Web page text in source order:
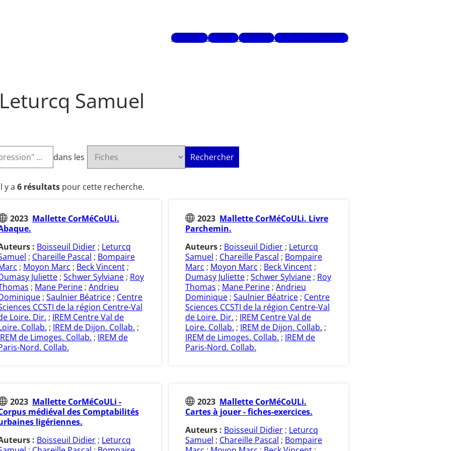
Mots-clésAuteursGlossaireRecherche avancée
Leturcq Samuel
dans les Rechercher
y a 6 résultats pour cette recherche.
2023 Mallette CorMéCoULi.
: Boisseuil Didier ; Leturcq
; Chareille Pascal ; Bompaire
; Moyon Marc ; Beck Vincent ;
Juliette ; Schwer Sylviane ; Roy
; Mane Perine ; Andrieu
; Saulnier Béatrice ; Centre
CCSTI de la région Centre-Val
Loire. Dir. ; IREM Centre Val de
Collab. ; IREM de Dijon. Collab. ;
de Limoges. Collab. ; IREM de
Nord. Collab.
2023 Mallette CorMéCoULi. Livre
Parchemin.
Auteurs : Boisseuil Didier ; Leturcq
Samuel ; Chareille Pascal ; Bompaire
Marc ; Moyon Marc ; Beck Vincent ;
Dumasy Juliette ; Schwer Sylviane ; Roy
Thomas ; Mane Perine ; Andrieu
Dominique ; Saulnier Béatrice ; Centre
Sciences CCSTI de la région Centre-Val
de Loire. Dir. ; IREM Centre Val de
Loire. Collab. ; IREM de Dijon. Collab. ;
IREM de Limoges. Collab. ; IREM de
Paris-Nord. Collab.
2023 Mallette CorMéCoULi -
médiéval des Comptabilités
ligériennes.
: Boisseuil Didier; Leturcq
2023 Mallette CorMéCoULi.
Cartes à jouer - fiches-exercices.
Auteurs : Boisseuil Didier; Leturcq
Samuel ; Chareille Pascal ; Bompaire